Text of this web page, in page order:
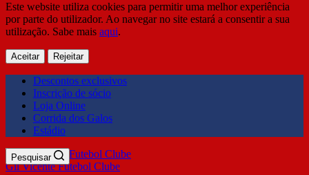
Este website utiliza cookies para permitir uma melhor experiência
por parte do utilizador. Ao navegar no site estará a consentir a sua
utilização. Sabe mais aqui.
Aceitar Rejeitar
Descontos exclusivos
Inscrição de sócio
Loja Online
Corrida dos Galos
Estádio
Gil Vicente Futebol Clube
Pesquisar